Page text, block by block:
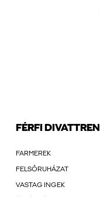
FÉRFI
FARMEREK
FELSŐRUHÁZAT
VASTAG INGEK